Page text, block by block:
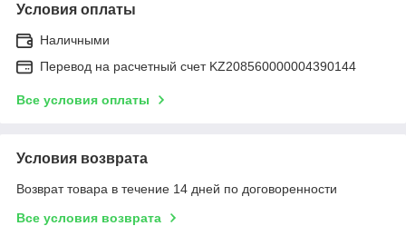
Условия оплаты
Наличными
Перевод на расчетный счет KZ208560000004390144
Все условия оплаты
Условия возврата
Возврат товара в течение 14 дней по договоренности
Все условия возврата